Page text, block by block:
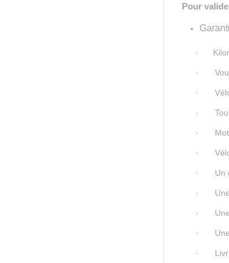
Pour
·
·
·
·
·
·
· Un
·
·
·
·